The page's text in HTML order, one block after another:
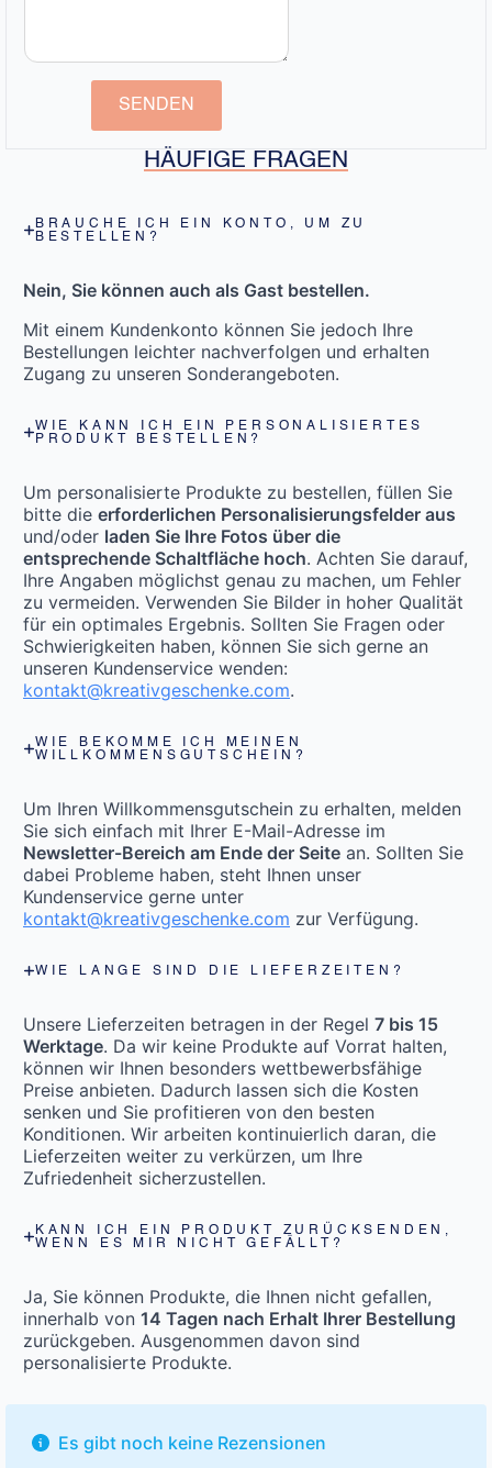
SENDEN
HÄUFIGE FRAGEN
BRAUCHE ICH EIN KONTO, UM ZU
BESTELLEN?
Nein, Sie können auch als Gast bestellen.
Mit einem Kundenkonto können Sie jedoch Ihre
Bestellungen leichter nachverfolgen und erhalten
Zugang zu unseren Sonderangeboten.
WIE KANN ICH EIN PERSONALISIERTES
PRODUKT BESTELLEN?
Um personalisierte Produkte zu bestellen, füllen Sie
bitte die erforderlichen Personalisierungsfelder aus
und/oder laden Sie Ihre Fotos über die
entsprechende Schaltfläche hoch. Achten Sie darauf,
Ihre Angaben möglichst genau zu machen, um Fehler
zu vermeiden. Verwenden Sie Bilder in hoher Qualität
für ein optimales Ergebnis. Sollten Sie Fragen oder
Schwierigkeiten haben, können Sie sich gerne an
unseren Kundenservice wenden:
kontakt@kreativgeschenke.com.
WIE BEKOMME ICH MEINEN
WILLKOMMENSGUTSCHEIN?
Um Ihren Willkommensgutschein zu erhalten, melden
Sie sich einfach mit Ihrer E-Mail-Adresse im
Newsletter-Bereich am Ende der Seite an. Sollten Sie
dabei Probleme haben, steht Ihnen unser
Kundenservice gerne unter
kontakt@kreativgeschenke.com zur Verfügung.
WIE LANGE SIND DIE LIEFERZEITEN?
Unsere Lieferzeiten betragen in der Regel 7 bis 15
Werktage. Da wir keine Produkte auf Vorrat halten,
können wir Ihnen besonders wettbewerbsfähige
Preise anbieten. Dadurch lassen sich die Kosten
senken und Sie profitieren von den besten
Konditionen. Wir arbeiten kontinuierlich daran, die
Lieferzeiten weiter zu verkürzen, um Ihre
Zufriedenheit sicherzustellen.
KANN ICH EIN PRODUKT ZURÜCKSENDEN,
WENN ES MIR NICHT GEFÄLLT?
Ja, Sie können Produkte, die Ihnen nicht gefallen,
innerhalb von 14 Tagen nach Erhalt Ihrer Bestellung
zurückgeben. Ausgenommen davon sind
personalisierte Produkte.
Es gibt noch keine Rezensionen